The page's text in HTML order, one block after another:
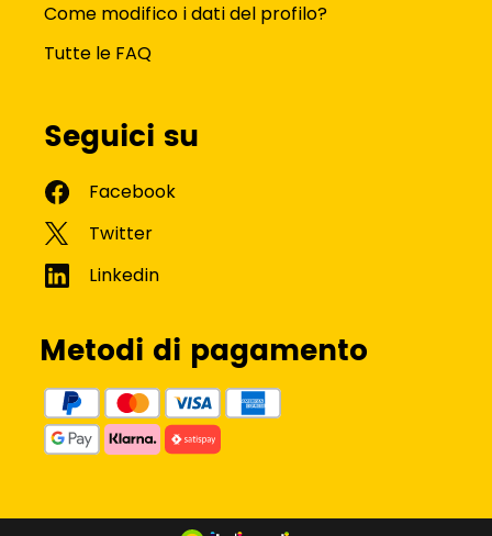
Come modifico i dati del profilo?
Tutte le FAQ
Seguici su
Metodi di pagamento